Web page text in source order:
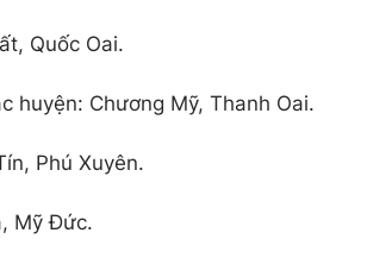
Quốc Oai.
huyện: Chương Mỹ, Thanh Oai.
Phú Xuyên.
Mỹ Đức.